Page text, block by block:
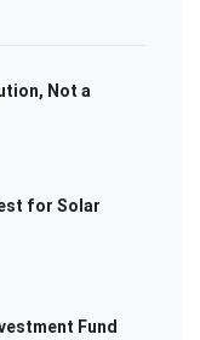
Not a
for Solar
Fund